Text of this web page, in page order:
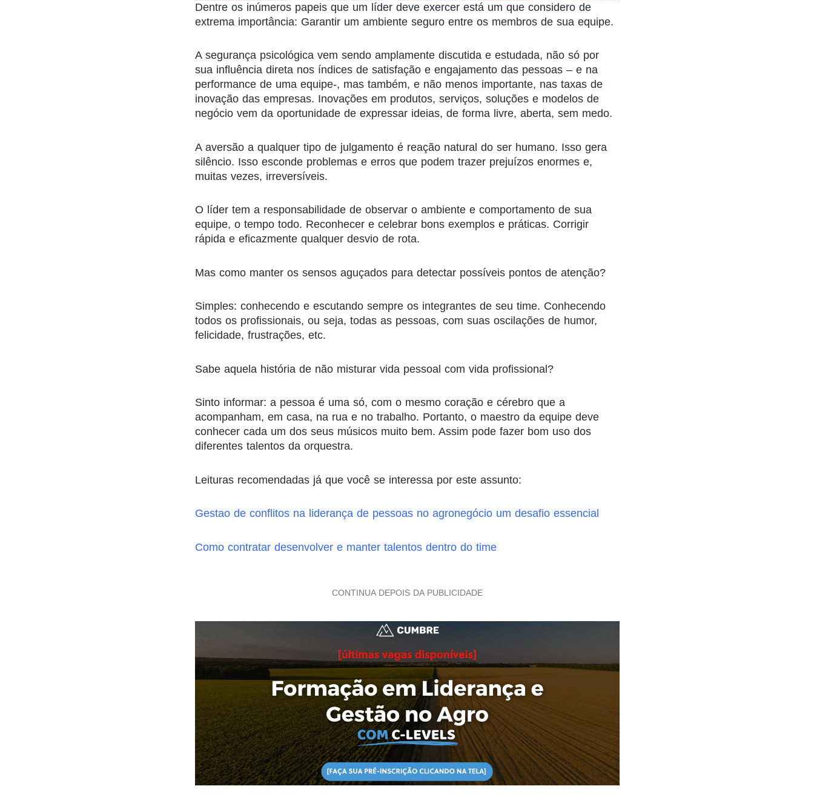
Dentre os inúmeros papeis que um líder deve exercer está um que considero de
extrema importância: Garantir um ambiente seguro entre os membros de sua equipe.
A segurança psicológica vem sendo amplamente discutida e estudada, não só por
sua influência direta nos índices de satisfação e engajamento das pessoas – e na
performance de uma equipe-, mas também, e não menos importante, nas taxas de
inovação das empresas. Inovações em produtos, serviços, soluções e modelos de
negócio vem da oportunidade de expressar ideias, de forma livre, aberta, sem medo.
A aversão a qualquer tipo de julgamento é reação natural do ser humano. Isso gera
silêncio. Isso esconde problemas e erros que podem trazer prejuízos enormes e,
muitas vezes, irreversíveis.
O líder tem a responsabilidade de observar o ambiente e comportamento de sua
equipe, o tempo todo. Reconhecer e celebrar bons exemplos e práticas. Corrigir
rápida e eficazmente qualquer desvio de rota.
Mas como manter os sensos aguçados para detectar possíveis pontos de atenção?
Simples: conhecendo e escutando sempre os integrantes de seu time. Conhecendo
todos os profissionais, ou seja, todas as pessoas, com suas oscilações de humor,
felicidade, frustrações, etc.
Sabe aquela história de não misturar vida pessoal com vida profissional?
Sinto informar: a pessoa é uma só, com o mesmo coração e cérebro que a
acompanham, em casa, na rua e no trabalho. Portanto, o maestro da equipe deve
conhecer cada um dos seus músicos muito bem. Assim pode fazer bom uso dos
diferentes talentos da orquestra.
Leituras recomendadas já que você se interessa por este assunto:
Gestao de conflitos na liderança de pessoas no agronegócio um desafio essencial
Como contratar desenvolver e manter talentos dentro do time
CONTINUA DEPOIS DA PUBLICIDADE